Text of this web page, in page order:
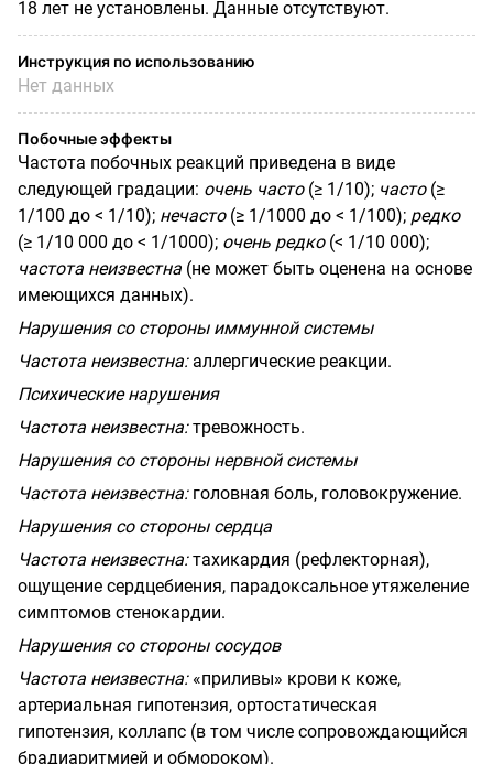
18 лет не установлены. Данные отсутствуют.
Инструкция по использованию
Нет данных
Побочные эффекты
Частота побочных реакций приведена в виде
следующей градации: очень часто(≥ 1/10); часто(≥
1/100 до < 1/10); нечасто(≥ 1/1000 до < 1/100); редко
(≥ 1/10 000 до < 1/1000); очень редко(< 1/10 000);
частота неизвестна (не может быть оценена на основе
имеющихся данных).
Нарушения со стороны иммунной системы
Частота неизвестна:аллергические реакции.
Психические нарушения
Частота неизвестна:тревожность.
Нарушения со стороны нервной системы
Частота неизвестна:головная боль, головокружение.
Нарушения со стороны сердца
Частота неизвестна:тахикардия (рефлекторная),
ощущение сердцебиения, парадоксальное утяжеление
симптомов стенокардии.
Нарушения со стороны сосудов
Частота неизвестна:«приливы» крови к коже,
артериальная гипотензия, ортостатическая
гипотензия, коллапс (в том числе сопровождающийся
брадиаритмией и обмороком).